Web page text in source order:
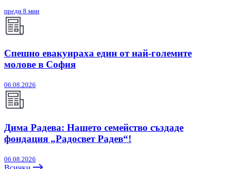
преди 8 мин
Спешно евакуираха един от най-големите
молове в София
06.08.2026
Дима Радева: Нашето семейство създаде
фондация „Радосвет Радев“!
06.08.2026